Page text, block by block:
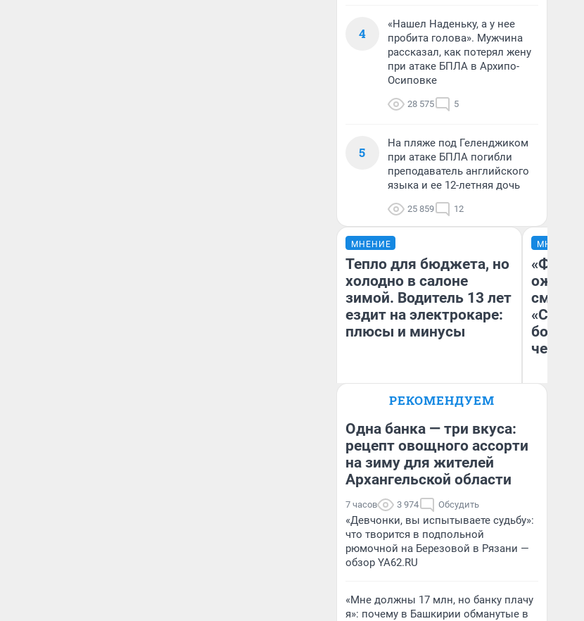
4
«Нашел Наденьку, а у нее
пробита голова». Мужчина
рассказал, как потерял жену
при атаке БПЛА в Архипо-
Осиповке
28 575 5
5
На пляже под Геленджиком
при атаке БПЛА погибли
преподаватель английского
языка и ее 12-летняя дочь
25 859 12
МНЕНИЕ
Тепло для бюджета, но
холодно в салоне
зимой. Водитель 13 лет
ездит на электрокаре:
плюсы и минусы
Денис Дедюхин
МНЕНИЕ
РЕКОМЕНДУЕМ
Одна банка — три вкуса:
рецепт овощного ассорти
на зиму для жителей
Архангельской области
7 часов 3 974 Обсудить
«Девчонки, вы испытываете судьбу»:
что творится в подпольной
рюмочной на Березовой в Рязани —
обзор YA62.RU
«Мне должны 17 млн, но банку плачу
я»: почему в Башкирии обманутые в